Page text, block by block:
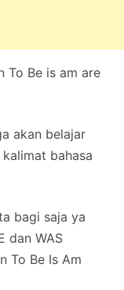
To Be is am are
akan belajar
bahasa
bagi saja ya
dan WAS
To Be Is Am